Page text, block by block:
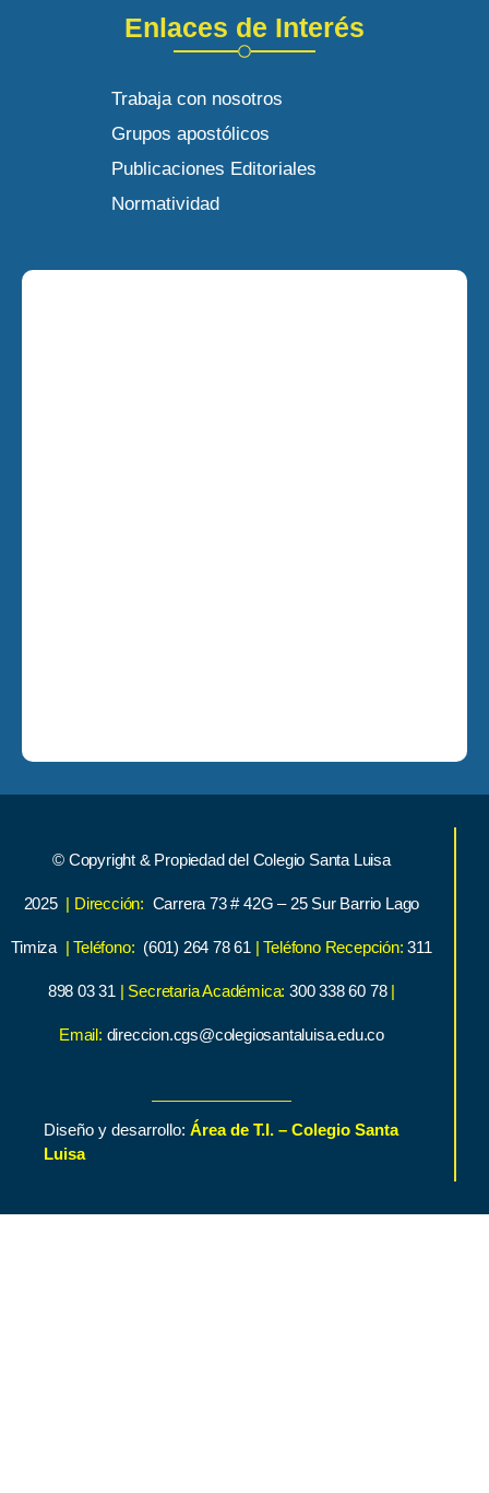
Enlaces de Interés
Trabaja con nosotros
Grupos apostólicos
Publicaciones Editoriales
Normatividad
© Copyright & Propiedad del Colegio Santa Luisa
2025 | Dirección: Carrera 73 # 42G – 25 Sur Barrio Lago
Timiza | Teléfono: (601) 264 78 61 | Teléfono Recepción: 311
898 03 31 | Secretaria Académica:300 338 60 78 |
Email: direccion.cgs@colegiosantaluisa.edu.co
Diseño y desarrollo: Área de T.I. – Colegio Santa
Luisa